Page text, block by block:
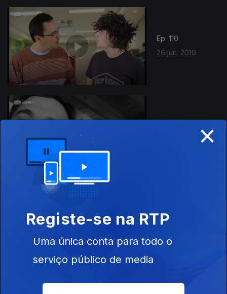
Ep. 110
26 jun. 2019
Ep. 113
×
Registe-se na RTP
Uma única conta para todo o
serviço público de media